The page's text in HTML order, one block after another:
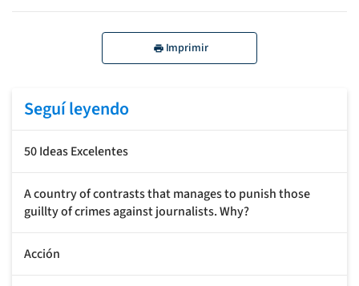
Imprimir
Seguí leyendo
50 Ideas Excelentes
A country of contrasts that manages to punish those
guillty of crimes against journalists. Why?
Acción